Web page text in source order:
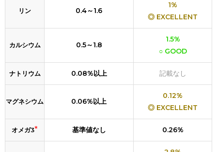
リン 0.4～1.6
1%
◎ EXCELLENT
カルシウム 0.5～1.8
1.5%
○ GOOD
ナトリウム 0.08%以上 記載なし
マグネシウム 0.06%以上
0.12%
◎ EXCELLENT
オメガ3* 基準値なし 0.26%